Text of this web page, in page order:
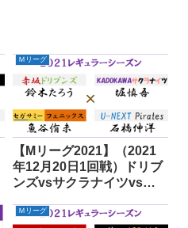
Ｍリーグ
【Mリーグ2021】（2021
年12月20日1回戦）ドリブ
ンズvsサクラナイツvsフ
Ｍリーグ